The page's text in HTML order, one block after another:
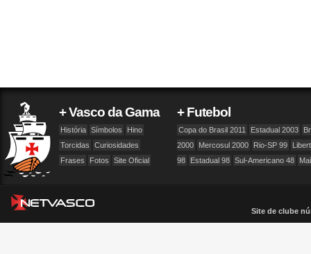
+ Vasco da Gama
História Símbolos
Hino
Torcidas
Curiosidades
Frases
Fotos Site Oficial
+ Futebol
Copa do Brasil 2011 Estadual 2003
2000
Mercosul 2000 Rio-SP 99
98
Estadual 98 Sul-Americano 48
Site de clube